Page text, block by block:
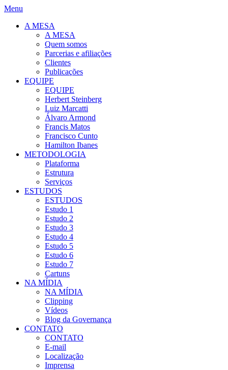
Menu
A MESA
A MESA
Quem somos
Parcerias e afiliações
Clientes
Publicações
EQUIPE
EQUIPE
Herbert Steinberg
Luiz Marcatti
Álvaro Armond
Francis Matos
Francisco Cunto
Hamilton Ibanes
METODOLOGIA
Plataforma
Estrutura
Serviços
ESTUDOS
ESTUDOS
Estudo 1
Estudo 2
Estudo 3
Estudo 4
Estudo 5
Estudo 6
Estudo 7
Cartuns
NA MÍDIA
NA MÍDIA
Clipping
Vídeos
Blog da Governança
CONTATO
CONTATO
E-mail
Localização
Imprensa